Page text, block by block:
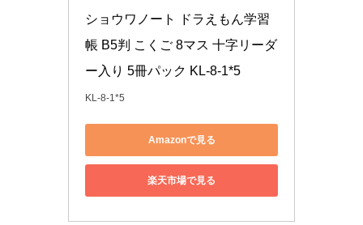
ショウワノート ドラえもん学習
帳 B5判 こくご 8マス 十字リーダ
ー入り 5冊パック KL-8-1*5
KL-8-1*5
Amazonで見る
楽天市場で見る